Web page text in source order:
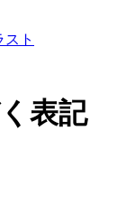
ト
表記